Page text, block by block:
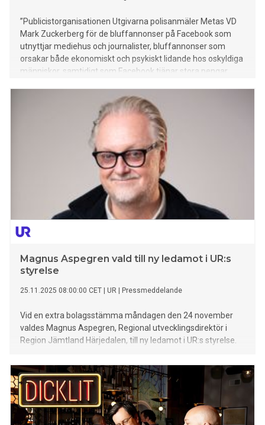
”Publicistorganisationen Utgivarna polisanmäler Metas VD
Mark Zuckerberg för de bluffannonser på Facebook som
utnyttjar mediehus och journalister, bluffannonser som
orsakar både ekonomiskt och psykiskt lidande hos oskyldiga
människor, samtidigt som Facebook tjänar stora pengar
Sveriges Radio, UR, TV4, Sveriges Tidskrifter och
Tidningsutgivarna som huvudmän – har vid upprepade
tillfällen och vid möten med ansvariga på Facebook krävt att
bolaget vidtar åtgärder för att stoppa bluffannonserna. Men
så har inte skett.” Ovanstående står att läsa i
den debattartikel som publicerades i Svenska
Dagbladet (online) den 27 november. ”Det är
häpnadsväckande att ett av världens största och mest
lönsamma bolag tillåts fortsätta att förmedla kriminalitet
som drabbar oskyldiga människor hårt, utan att vidta
tillräckliga åtgärder för att stoppa den. Det är ett brott som
förtjänar en juridisk process. Därför polisanmäler vi Mark
Magnus Aspegren vald till ny ledamot i UR:s
styrelse
25.11.2025 08:00:00 CET UR Pressmeddelande
Vid en extra bolagsstämma måndagen den 24 november
valdes Magnus Aspegren, Regional utvecklingsdirektör i
Region Jämtland Härjedalen, till ny ledamot i UR:s styrelse.